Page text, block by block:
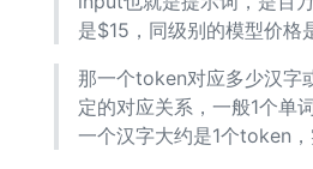
是$15，同级别的模型价格
那一个token对应多少汉字
定的对应关系，一般1个单
一个汉字大约是1个token，